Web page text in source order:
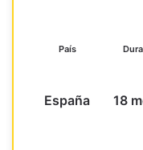
País
España 18